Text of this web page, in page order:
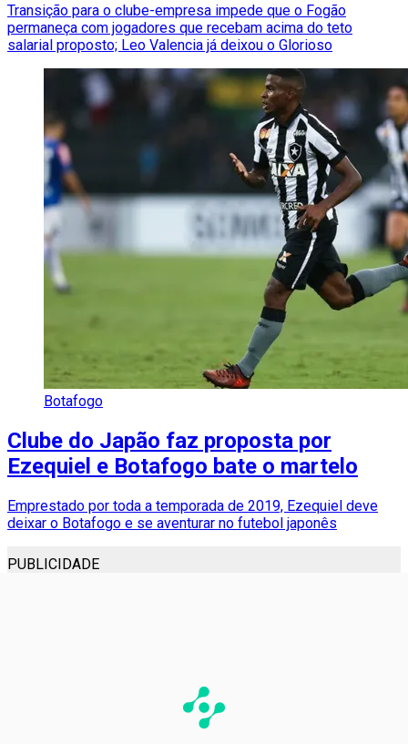
Transição para o clube-empresa impede que o Fogão
permaneça com jogadores que recebam acima do teto
salarial proposto; Leo Valencia já deixou o Glorioso
Botafogo
Clube do Japão faz proposta por
Ezequiel e Botafogo bate o martelo
Emprestado por toda a temporada de 2019, Ezequiel deve
deixar o Botafogo e se aventurar no futebol japonês
PUBLICIDADE